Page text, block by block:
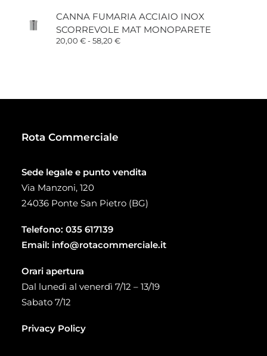
prezzo:
da
34,00 €
CANNA FUMARIA ACCIAIO INOX
SCORREVOLE MAT MONOPARETE
20,00 €-58,20 €Fascia
Rota Commerciale
Sede legale e punto vendita
Via Manzoni, 120
24036 Ponte San Pietro (BG)
Telefono: 035 617139
Email: info@rotacommerciale.it
Orari apertura
Dal lunedì al venerdì 7/12 – 13/19
Sabato 7/12
Privacy Policy